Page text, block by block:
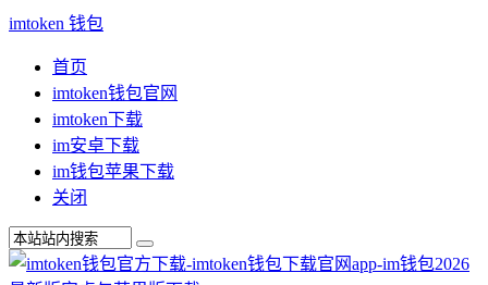
imtoken 钱包
首页
imtoken钱包官网
imtoken下载
im安卓下载
im钱包苹果下载
关闭